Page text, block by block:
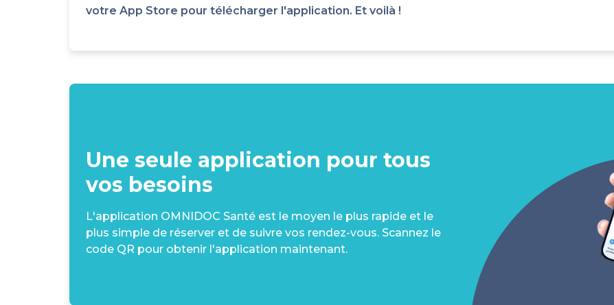
votre App Store pour télécharger l'application. Et voilà !
Une seule application pour tous
vos besoins
L'application OMNIDOC Santé est le moyen le plus rapide et le
plus simple de réserver et de suivre vos rendez-vous. Scannez le
code QR pour obtenir l'application maintenant.